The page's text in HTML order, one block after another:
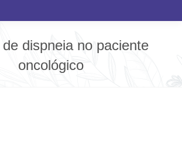
dispneia no paciente
oncológico